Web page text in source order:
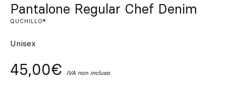
Pantalone Regular Chef Denim
QUCHILLO®
Unisex
45,00€ IVA non inclusa